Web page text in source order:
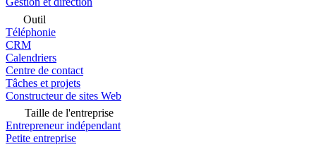
Outil
Téléphonie
CRM
Calendriers
Centre de contact
Tâches et projets
Constructeur de sites Web
Taille de l'entreprise
Entrepreneur indépendant
Petite entreprise